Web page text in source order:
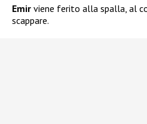
Emir viene ferito alla spalla, al
scappare.